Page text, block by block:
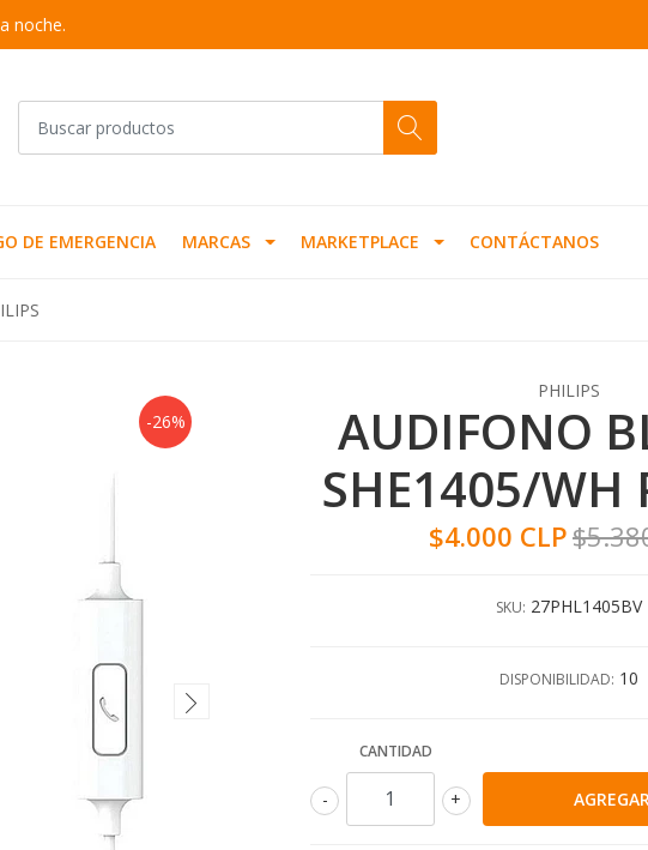
noche.
DE EMERGENCIA MARCAS MARKETPLACE CONTÁCTANOS
-26%
PHILIPS
AUDIFONO
SHE1405/WH
$4.000 CLP
SKU: 27PHL1405BV
DISPONIBILIDAD: 10
CANTIDAD
+
-